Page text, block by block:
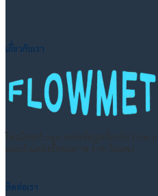
เกี่ยวกับเรา
ติดต่อเรา